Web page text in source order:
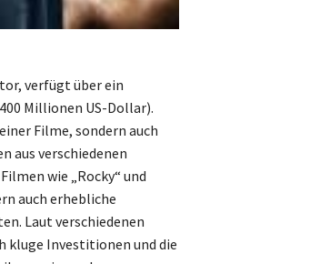
verfügt über ein
Millionen US-Dollar).
Filme, sondern auch
aus verschiedenen
wie „Rocky“ und
auch erhebliche
Laut verschiedenen
kluge Investitionen und die